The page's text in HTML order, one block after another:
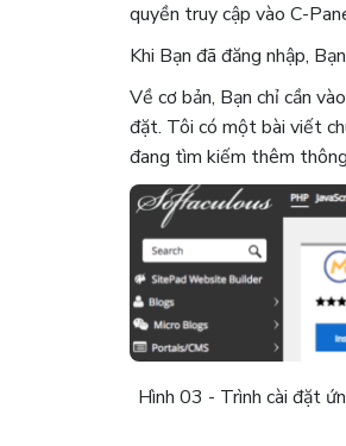
quyền truy cập vào C-
Khi Bạn đã đăng nhập,
Về cơ bản, Bạn chỉ cần
đặt. Tôi có một bài viết
đang tìm kiếm thêm
Hình 03 - Trình cài đặt